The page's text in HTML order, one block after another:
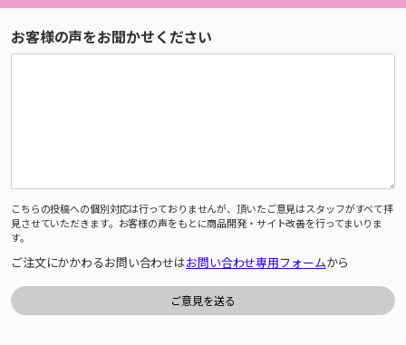
お客様の声をお聞かせください
こちらの投稿への個別対応は行っておりませんが、頂いたご意見はスタッフがすべて拝
見させていただきます。お客様の声をもとに商品開発・サイト改善を行ってまいりま
す。
ご注文にかかわるお問い合わせはお問い合わせ専用フォームから